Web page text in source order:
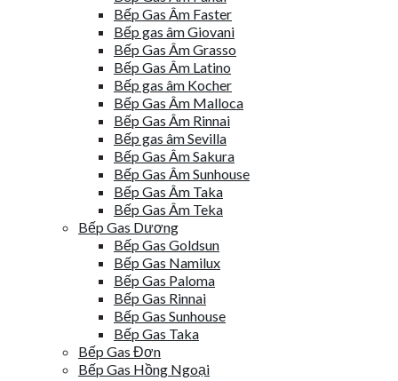
Bếp Gas Âm Faster
Bếp gas âm Giovani
Bếp Gas Âm Grasso
Bếp Gas Âm Latino
Bếp gas âm Kocher
Bếp Gas Âm Malloca
Bếp Gas Âm Rinnai
Bếp gas âm Sevilla
Bếp Gas Âm Sakura
Bếp Gas Âm Sunhouse
Bếp Gas Âm Taka
Bếp Gas Âm Teka
Bếp Gas Dương
Bếp Gas Goldsun
Bếp Gas Namilux
Bếp Gas Paloma
Bếp Gas Rinnai
Bếp Gas Sunhouse
Bếp Gas Taka
Bếp Gas Đơn
Bếp Gas Hồng Ngoại